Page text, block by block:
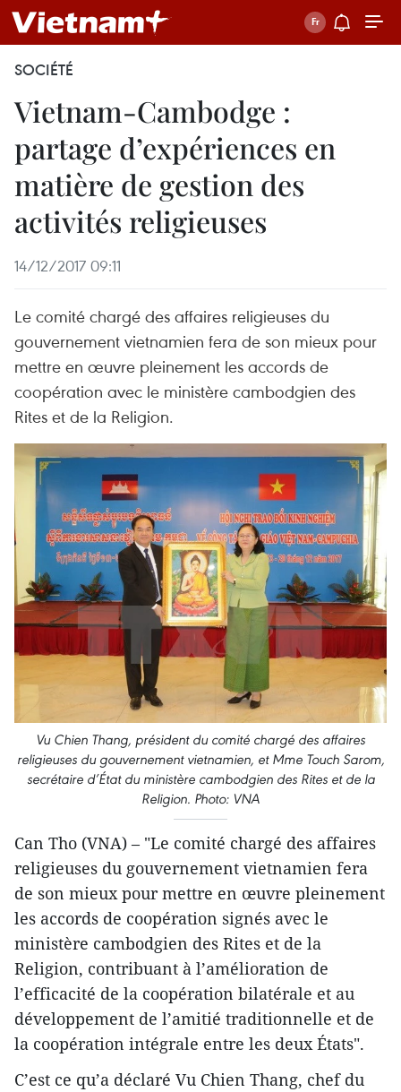
SOCIÉTÉ
Vietnam-Cambodge :
partage d’expériences en
matière de gestion des
activités religieuses
14/12/2017 09:11
Le comité chargé des affaires religieuses du
gouvernement vietnamien fera de son mieux pour
mettre en œuvre pleinement les accords de
coopération avec le ministère cambodgien des
Rites et de la Religion.
Vu Chien Thang, président du comité chargé des affaires
religieuses du gouvernement vietnamien, et Mme Touch Sarom,
secrétaire d’État du ministère cambodgien des Rites et de la
Religion. Photo: VNA
Can Tho (VNA) – "Le comité chargé des affaires
religieuses du gouvernement vietnamien fera
de son mieux pour mettre en œuvre pleinement
les accords de coopération signés avec le
ministère cambodgien des Rites et de la
Religion, contribuant à l’amélioration de
l’efficacité de la coopération bilatérale et au
développement de l’amitié traditionnelle et de
la coopération intégrale entre les deux États".
C’est ce qu’a déclaré Vu Chien Thang, chef du